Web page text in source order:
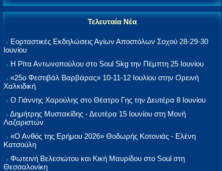
Τελευταία Νέα
Εορταστικές Εκδηλώσεις Αγίων Αποστόλων Σοχού 28-29-30
Ιουνίου
Η Ρίτα Αντωνοπούλου στο Soul Skg την Πέμπτη 25 Ιουνίου
«25ο Φεστιβάλ Βαρβάρας» 10-11-12 Ιουλίου στην Ορεινή
Χαλκιδική
Ο Γιάννης Χαρούλης στο Θέατρο Γης την Δευτέρα 8 Ιουνίου
Δημήτρης Μυστακίδης - Δευτέρα 15 Ιουνίου στη Μονή
Λαζαριστών
«Ο Ανθός της Ερήμου 2026» Θοδωρής Κοτονιάς - Ελένη
Κατσούλη
Φωτεινή Βελεσιώτου και Κική Μαυρίδου στο Soul στη
Θεσσαλονίκη